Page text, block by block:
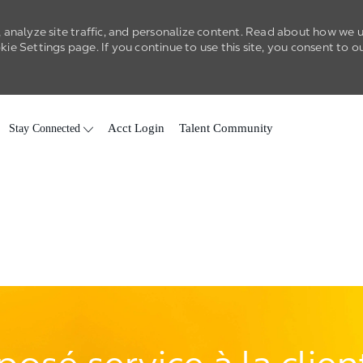
site traffic, and personalize content. Read about how we
Settings page. If you continue to use this site, you consent to
Stay Connected Acct Login Talent Community